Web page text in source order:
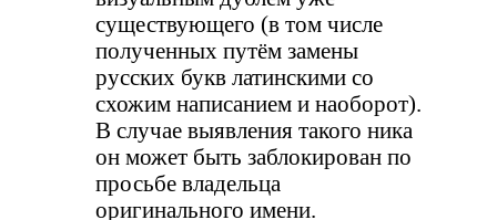
существующего (в том числе
полученных путём замены
русских букв латинскими со
схожим написанием и наоборот).
В случае выявления такого ника
он может быть заблокирован по
просьбе владельца
оригинального имени.